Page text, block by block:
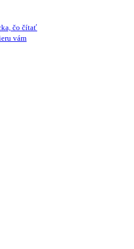
čo čítať
vám